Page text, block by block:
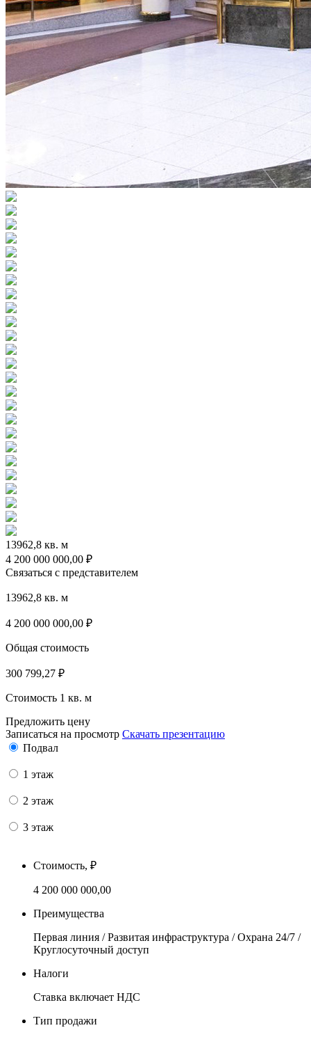
13962,8 кв. м
4 200 000 000,00 ₽
Связаться с представителем
13962,8 кв. м
4 200 000 000,00 ₽
Общая стоимость
300 799,27 ₽
Стоимость 1 кв. м
Предложить цену
Записаться на просмотр Скачать презентацию
Подвал
1 этаж
2 этаж
3 этаж
Стоимость, ₽
4 200 000 000,00
Преимущества
Первая линия / Развитая инфраструктура / Охрана 24/7 /
Круглосуточный доступ
Налоги
Ставка включает НДС
Тип продажи